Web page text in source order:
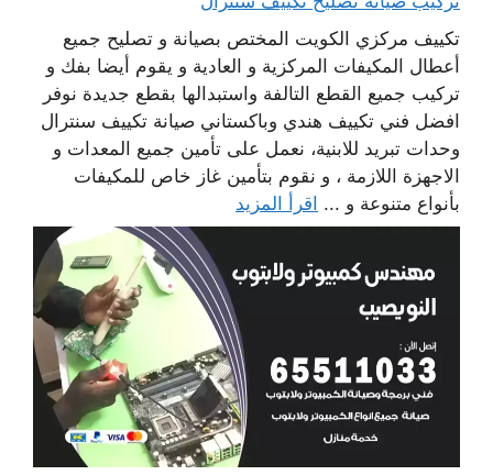
تكييف مركزي الكويت المختص بصيانة و تصليح جميع
أعطال المكيفات المركزية و العادية و يقوم أيضا بفك و
تركيب جميع القطع التالفة واستبدالها بقطع جديدة نوفر
افضل فني تكييف هندي وباكستاني صيانة تكييف سنترال
وحدات تبريد للابنية، نعمل على تأمين جميع المعدات و
الاجهزة اللازمة ، و نقوم بتأمين غاز خاص للمكيفات
بأنواع متنوعة و ... اقرأ المزيد